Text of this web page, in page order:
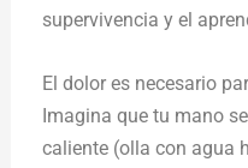
supervivencia y el
El dolor es necesario
Imagina que tu mano
caliente (olla con agua